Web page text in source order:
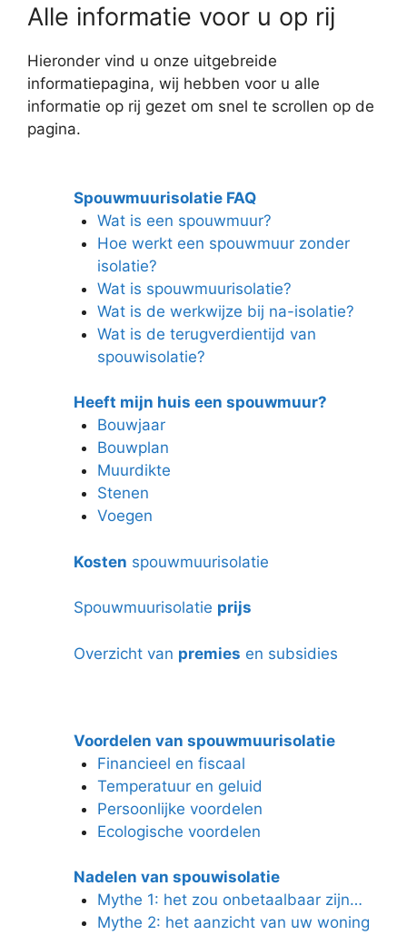
Alle informatie voor u op rij
Hieronder vind u onze uitgebreide
informatiepagina, wij hebben voor u alle
informatie op rij gezet om snel te scrollen op de
pagina.
Spouwmuurisolatie FAQ
Wat is een spouwmuur?
Hoe werkt een spouwmuur zonder
isolatie?
Wat is spouwmuurisolatie?
Wat is de werkwijze bij na-isolatie?
Wat is de terugverdientijd van
spouwisolatie?
Heeft mijn huis een spouwmuur?
Bouwjaar
Bouwplan
Muurdikte
Stenen
Voegen
Kosten spouwmuurisolatie
Spouwmuurisolatie prijs
Overzicht van premies en subsidies
Voordelen van spouwmuurisolatie
Financieel en fiscaal
Temperatuur en geluid
Persoonlijke voordelen
Ecologische voordelen
Nadelen van spouwisolatie
Mythe 1: het zou onbetaalbaar zijn…
Mythe 2: het aanzicht van uw woning